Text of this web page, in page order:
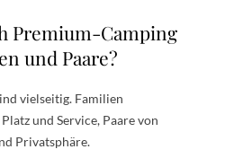
Premium-Camping
und Paare?
vielseitig. Familien
und Service, Paare von
Privatsphäre.